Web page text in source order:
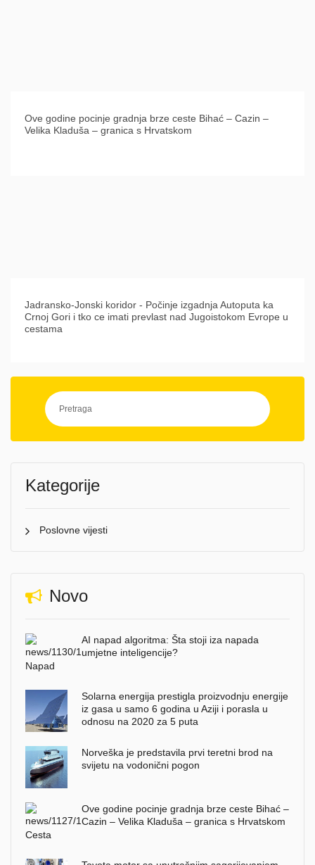
Ove godine pocinje gradnja brze ceste Bihać – Cazin –
Velika Kladuša – granica s Hrvatskom
Jadransko-Jonski koridor - Počinje izgadnja Autoputa ka
Crnoj Gori i tko ce imati prevlast nad Jugoistokom Evrope u
cestama
Kategorije
Poslovne vijesti
Novo
AI napad algoritma: Šta stoji iza napada
umjetne inteligencije?
Solarna energija prestigla proizvodnju energije
iz gasa u samo 6 godina u Aziji i porasla u
odnosu na 2020 za 5 puta
Norveška je predstavila prvi teretni brod na
svijetu na vodonični pogon
Ove godine pocinje gradnja brze ceste Bihać –
Cazin – Velika Kladuša – granica s Hrvatskom